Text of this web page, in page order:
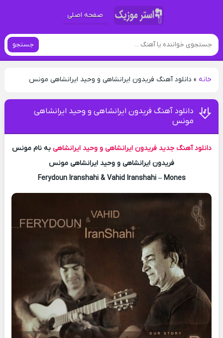
صفحه اصلی
جستجو
خانه» دانلود آهنگ فریدون ایرانشاهی و وحید ایرانشاهی مونس
دانلود آهنگ فریدون ایرانشاهی و وحید ایرانشاهی
مونس
دانلود آهنگ جدید فریدون ایرانشاهی و وحید ایرانشاهی به نام مونس
فریدون ایرانشاهی و وحید ایرانشاهی مونس
Ferydoun Iranshahi & Vahid Iranshahi – Mones